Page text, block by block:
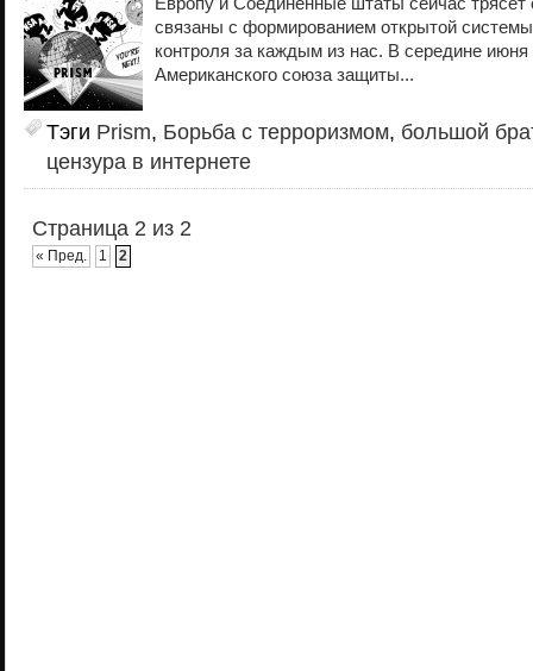
связаны с формированием открытой
контроля за каждым из нас. В середине июня
Американского союза защиты...
Тэги Prism, Борьба с терроризмом, большой
цензура в интернете
Страница 2 из 2
« Пред. 1 2